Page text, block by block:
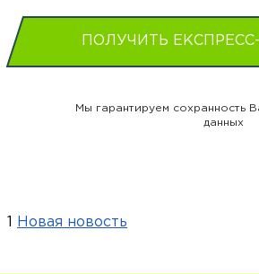
ПОЛУЧИТЬ ЕКСПРЕСС-
Мы гарантируем сохранность
данных
Новая новость